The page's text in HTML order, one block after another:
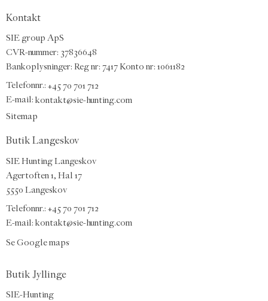
Kontakt
SIE group ApS
CVR-nummer: 37836648
Bankoplysninger: Reg nr: 7417 Konto nr: 1061182
Telefonnr.: +45 70 701 712
E-mail: kontakt@sie-hunting.com
Sitemap
Butik Langeskov
SIE Hunting Langeskov
Agertoften 1, Hal 17
5550 Langeskov
Telefonnr.: +45 70 701 712
E-mail: kontakt@sie-hunting.com
Se Google maps
Butik Jyllinge
SIE-Hunting